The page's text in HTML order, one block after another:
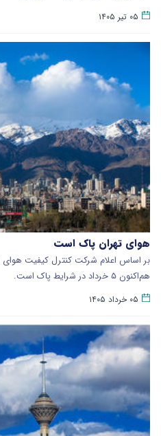
۰۵ تیر ۱۴۰۵
هوای تهران پاک است
بر اساس اعلام شرکت کنترل کیفیت هوای
هم‌اکنون‌ ۵ خرداد در شرایط پاک است.
۰۵ خرداد ۱۴۰۵